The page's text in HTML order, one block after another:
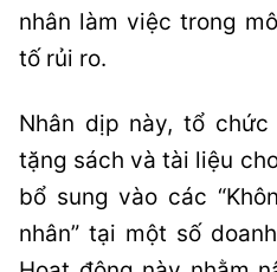
nhân làm việc trong
tố rủi ro.
Nhân dịp này, tổ
tặng sách và tài liệu
bổ sung vào các
nhân” tại một số